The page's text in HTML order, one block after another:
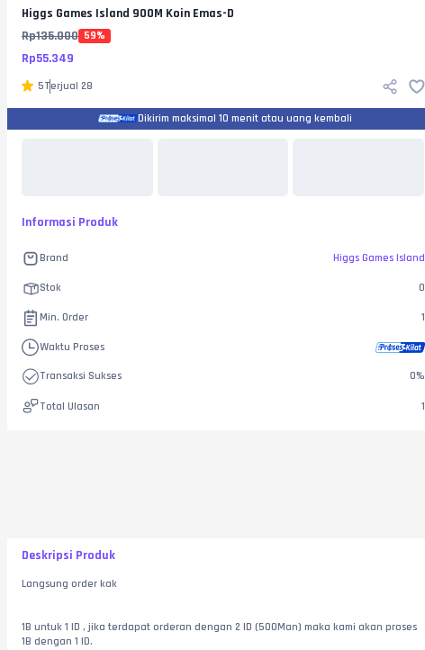
Higgs Games Island 900M Koin Emas-D
Rp135.000 59%
Rp55.349
5Terjual 28
Dikirim maksimal 10 menit atau uang kembali
Informasi Produk
Brand Higgs Games Island
Stok 0
Min. Order 1
Waktu Proses
Transaksi Sukses 0%
Total Ulasan 1
Deskripsi Produk
Langsung order kak
1B untuk 1 ID , jika terdapat orderan dengan 2 ID (500Man) maka kami akan proses
1B dengan 1 ID.